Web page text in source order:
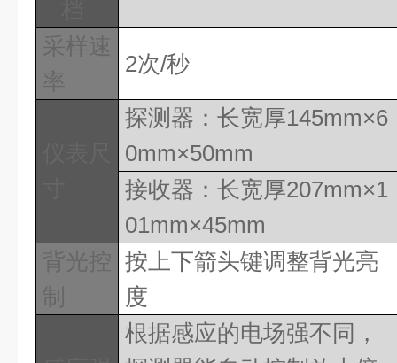
采样速
率
2次/秒
探测器：长宽厚145mm×6
0mm×50mm
接收器：长宽厚207mm×1
01mm×45mm
背光控
制
按上下箭头键调整背光亮
度
根据感应的电场强不同，